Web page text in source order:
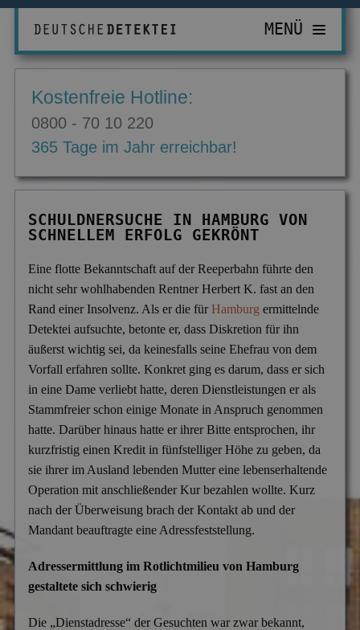
PRIVATDETEKTIV
Erbschaft & Erbanspruch
Nachweis Eheähnlichkeit
Partner- & Treuetest
Personen- & Zeugensuche
Scheidung & Ehebruch
Sorgerecht & Vormundschaft
Unterhalt & Alimente
Verleumdung & Rufmord
WIRTSCHAFTSDETEKTIV
ZUR ÜBERSICHT
Computerkriminalität
Diebstahl im Betrieb
Einkommensüberprüfung
Insolvenzverschleppung
Korruptionsbekämpfung
Krankschreibungsbetrug
Leumundsüberprüfung
Mitarbeiterüberwachung
Objekt- & Personenschutz
Produktpiraterie
EINSATZGEBIETE
Düsseldorf
Köln
Bremen
Essen
Dortmund
München
Dresden
Hamburg
INFORMATIONEN
Aktuelles
Ausbildung
FAQ
Preise
Über uns
MENÜ
Kostenfreie Hotline:
0800 - 70 10 220
365 Tage im Jahr erreichbar!
SCHULDNERSUCHE IN HAMBURG VON
SCHNELLEM ERFOLG GEKRÖNT
Eine flotte Bekanntschaft auf der Reeperbahn führte den
nicht sehr wohlhabenden Rentner Herbert K. fast an den
Rand einer Insolvenz. Als er die fürHamburg ermittelnde
Detektei aufsuchte, betonte er, dass Diskretion für ihn
äußerst wichtig sei, da keinesfalls seine Ehefrau von dem
Vorfall erfahren sollte. Konkret ging es darum, dass er sich
in eine Dame verliebt hatte, deren Dienstleistungen er als
Stammfreier schon einige Monate in Anspruch genommen
hatte. Darüber hinaus hatte er ihrer Bitte entsprochen, ihr
kurzfristig einen Kredit in fünfstelliger Höhe zu geben, da
sie ihrer im Ausland lebenden Mutter eine lebenserhaltende
Operation mit anschließender Kur bezahlen wollte. Kurz
nach der Überweisung brach der Kontakt ab und der
Mandant beauftragte eine Adressfeststellung.
Adressermittlung im Rotlichtmilieu von Hamburg
gestaltete sich schwierig
Die „Dienstadresse“ der Gesuchten war zwar bekannt,